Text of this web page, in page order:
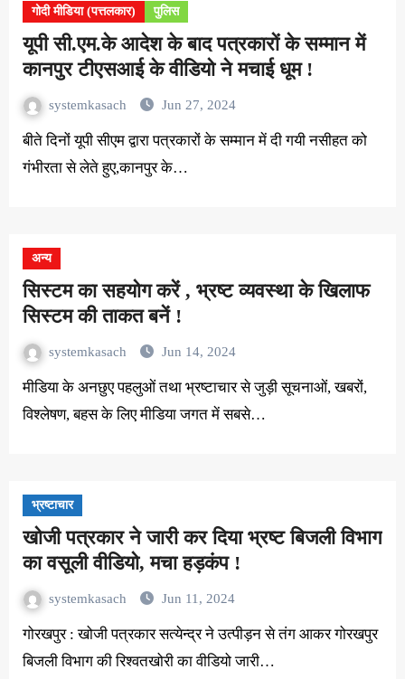
गोदी मीडिया (पत्तलकार) पुलिस
यूपी सी.एम.के आदेश के बाद पत्रकारों के सम्मान में
कानपुर टीएसआई के वीडियो ने मचाई धूम !
systemkasach Jun 27, 2024
बीते दिनों यूपी सीएम द्वारा पत्रकारों के सम्मान में दी गयी नसीहत को
गंभीरता से लेते हुए,कानपुर के…
अन्य
सिस्टम का सहयोग करें , भ्रष्ट व्यवस्था के खिलाफ
सिस्टम की ताकत बनें !
systemkasach Jun 14, 2024
मीडिया के अनछुए पहलुओं तथा भ्रष्टाचार से जुड़ी सूचनाओं, खबरों,
विश्लेषण, बहस के लिए मीडिया जगत में सबसे…
भ्रष्टाचार
खोजी पत्रकार ने जारी कर दिया भ्रष्ट बिजली विभाग
का वसूली वीडियो, मचा हड़कंप !
systemkasach Jun 11, 2024
गोरखपुर : खोजी पत्रकार सत्येन्द्र ने उत्पीड़न से तंग आकर गोरखपुर
बिजली विभाग की रिश्वतखोरी का वीडियो जारी…